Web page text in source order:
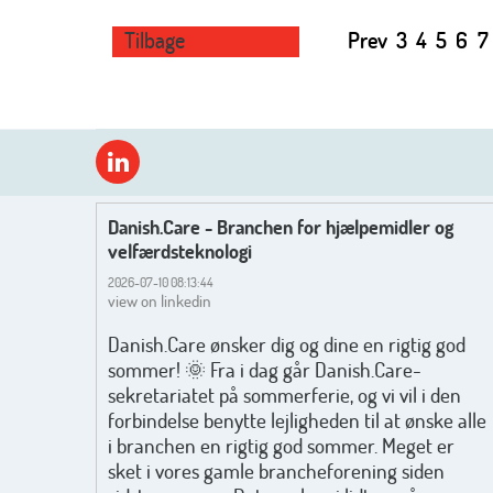
Tilbage Prev 3 4 5 6 7
Danish.Care - Branchen for hjælpemidler og
velfærdsteknologi
2026-07-10 08:13:44
view on linkedin
Danish.Care ønsker dig og dine en rigtig god
sommer! 🌞 Fra i dag går Danish.Care-
sekretariatet på sommerferie, og vi vil i den
forbindelse benytte lejligheden til at ønske alle
i branchen en rigtig god sommer. Meget er
sket i vores gamle brancheforening siden